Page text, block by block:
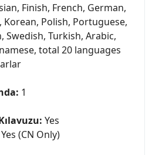
Finish, French, German,
Korean, Polish, Portuguese,
Swedish, Turkish, Arabic,
total 20 languages
1
Yes
Yes (CN Only)